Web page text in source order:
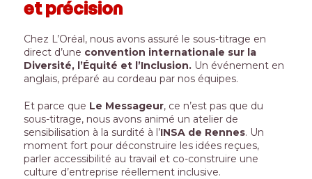
et précision
Chez L’Oréal, nous avons assuré le sous-titrage en
direct d’une convention internationale sur la
Diversité, l’Équité et l’Inclusion.Un événement en
anglais, préparé au cordeau par nos équipes.
Et parce que Le Messageur, ce n’est pas que du
sous-titrage, nous avons animé un atelier de
sensibilisation à la surdité à l’INSA de Rennes. Un
moment fort pour déconstruire les idées reçues,
parler accessibilité au travail et co-construire une
culture d’entreprise réellement inclusive.